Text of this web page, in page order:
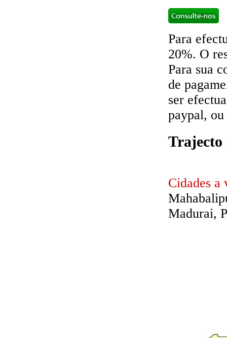
Para
20%. O
Para sua
de
ser
paypal,
Trajecto
Cidades a
Madurai,